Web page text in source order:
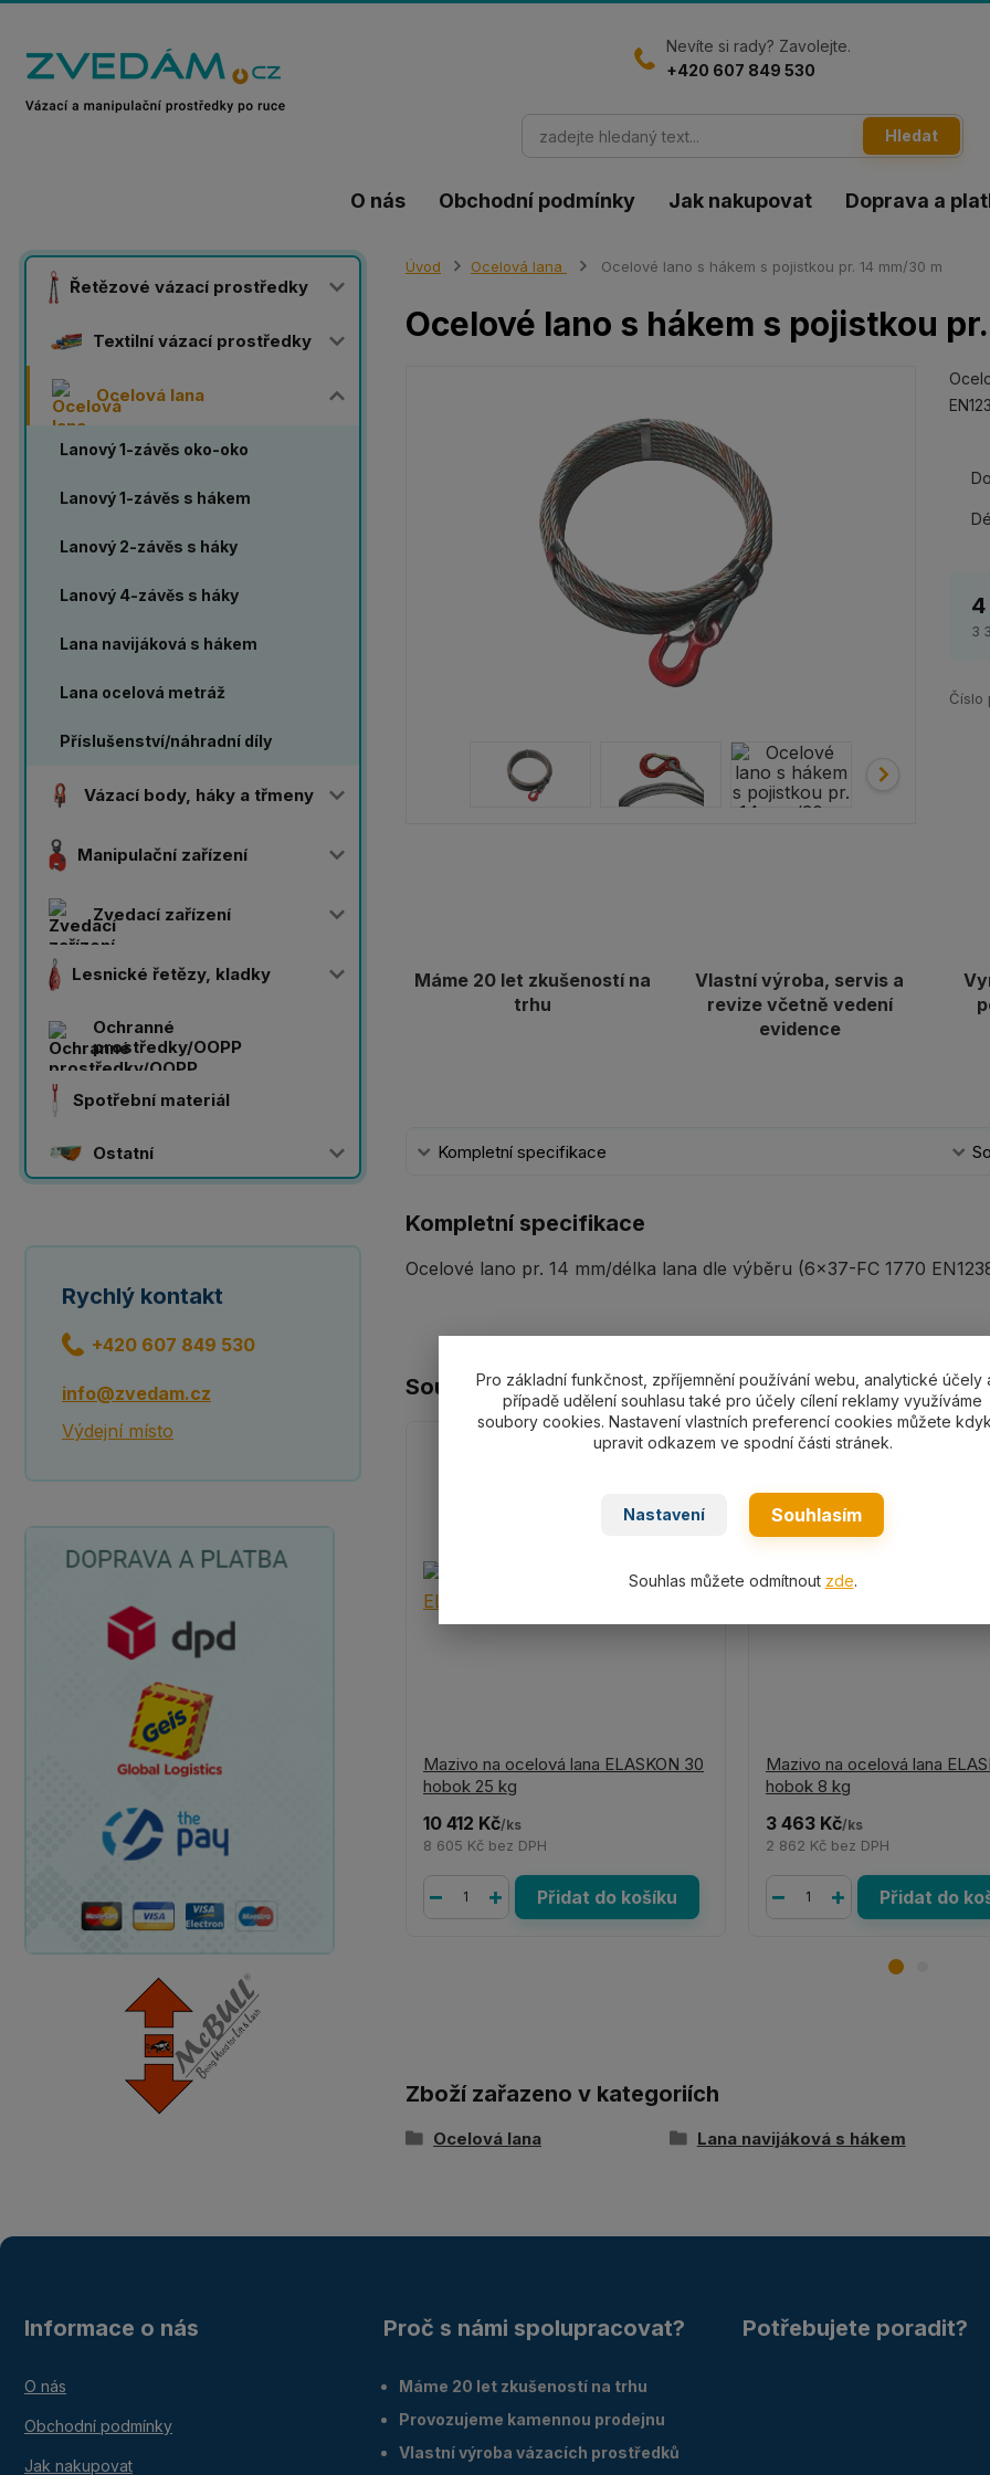
O nás Obchodní podmínky Jak nakupovat Doprava a
Hledat
Nevíte si rady? Zavolejte.
+420 607 849 530
Řetězové vázací prostředky
Textilní vázací prostředky
Ocelová lana
Lanový 1-závěs oko-oko
Lanový 1-závěs s hákem
Lanový 2-závěs s háky
Lanový 4-závěs s háky
Lana navijáková s hákem
Lana ocelová metráž
Příslušenství/náhradní díly
Vázací body, háky a třmeny
Manipulační zařízení
Zvedací zařízení
Lesnické řetězy, kladky
Ochranné
prostředky/OOPP
Spotřební materiál
Ostatní
Rychlý kontakt
+420 607 849 530
info@zvedam.cz
Výdejní místo
Úvod Ocelová lana Ocelové lano s hákem s pojistkou pr. 14 mm/30 m
Ocelové lano s hákem s pojistkou
3
Číslo
Máme 20 let zkušeností na
trhu
Vlastní výroba, servis a
revize včetně vedení
evidence
Kompletní specifikace
Kompletní specifikace
Ocelové lano pr. 14 mm/délka lana dle výběru (6x37-FC 1770
Související zboží 4
Mazivo na ocelová lana ELASKON 30
hobok 25 kg
10 412 Kč/ks
8 605 Kč bez DPH
Přidat do košíku
Mazivo na ocelová lana
hobok 8 kg
3 463 Kč/ks
2 862 Kč bez DPH
Přidat do
Zboží zařazeno v kategoriích
Ocelová lana Lana navijáková s hákem
Informace o nás
O nás
Obchodní podmínky
Jak nakupovat
Proč s námi spolupracovat?
Máme 20 let zkušeností na trhu
Provozujeme kamennou prodejnu
Vlastní výroba vázacích prostředků
Potřebujete poradit?
Pro základní funkčnost, zpříjemnění používání webu, analytické účely
případě udělení souhlasu také pro účely cílení reklamy využíváme
soubory cookies. Nastavení vlastních preferencí cookies můžete
upravit odkazem ve spodní části stránek.
Nastavení Souhlasím
Souhlas můžete odmítnout zde.